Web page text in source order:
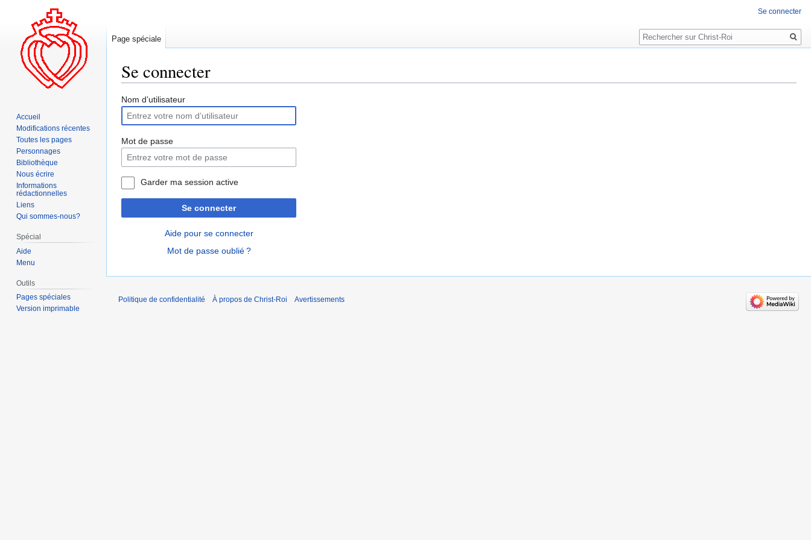
Se connecter
Aller
la
navigation
Aller
la
recherche
Nom d’utilisateur
Mot de passe
Garder ma session active
Se connecter
Aide pour se connecter
Mot de passe oublié ?
Se connecter
Page spéciale
Rechercher
Accueil
Modifications récentes
Toutes les pages
Personnages
Bibliothèque
Nous écrire
Informations
rédactionnelles
Liens
Qui sommes-nous?
Spécial
Aide
Menu
Outils
Pages spéciales
Version imprimable
Politique de confidentialité À propos de Christ-Roi Avertissements